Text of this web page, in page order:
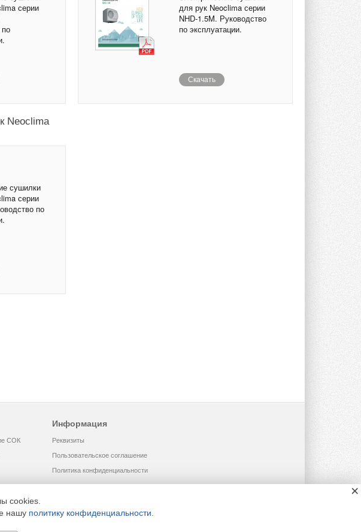
серии
для рук Neoclima серии
NHD-1.5M. Руководство
по эксплуатации.
Скачать
Neoclima
сушилки
серии
по
СОК
Информация
Реквизиты
Пользовательское соглашение
Политика конфиденциальности
cookies.
нашу политику конфиденциальности
×